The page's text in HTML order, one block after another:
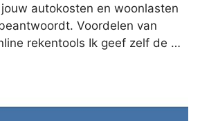
autokosten en woonlasten
Voordelen van
rekentools Ik geef zelf de …